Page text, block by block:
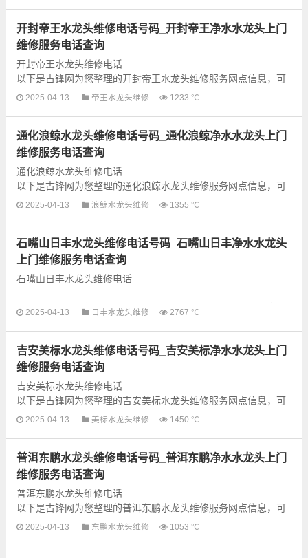
开封帝王水龙头维修电话号码_开封帝王净水水龙头上门
维修服务电话查询
开封帝王水龙头维修电话
以下是古锋网为您整理的开封帝王水龙头维修服务网点信息，可
以为您提供帝王全型号水龙头上门故障检测和维修业务，为了更
2025-04-13 帝王水龙头维修 1233 ℃
通化浪鲸水龙头维修电话号码_通化浪鲸净水水龙头上门
维修服务电话查询
通化浪鲸水龙头维修电话
以下是古锋网为您整理的通化浪鲸水龙头维修服务网点信息，可
以为您提供浪鲸全型号水龙头上门故障检测和维修业务，为了更
2025-04-13 浪鲸水龙头维修 1355 ℃
石嘴山日丰水龙头维修电话号码_石嘴山日丰净水水龙头
上门维修服务电话查询
石嘴山日丰水龙头维修电话
以下是古锋网为您整理的石嘴山日丰水龙头维修服务网点信息，
2025-04-13 日丰水龙头维修 2767 ℃
吉安美标水龙头维修电话号码_吉安美标净水水龙头上门
维修服务电话查询
吉安美标水龙头维修电话
以下是古锋网为您整理的吉安美标水龙头维修服务网点信息，可
以为您提供美标全型号水龙头上门故障检测和维修业务，为了更
2025-04-13 美标水龙头维修 1450 ℃
普洱东鹏水龙头维修电话号码_普洱东鹏净水水龙头上门
维修服务电话查询
普洱东鹏水龙头维修电话
以下是古锋网为您整理的普洱东鹏水龙头维修服务网点信息，可
以为您提供东鹏全型号水龙头上门故障检测和维修业务，为了更
2025-04-13 东鹏水龙头维修 1053 ℃